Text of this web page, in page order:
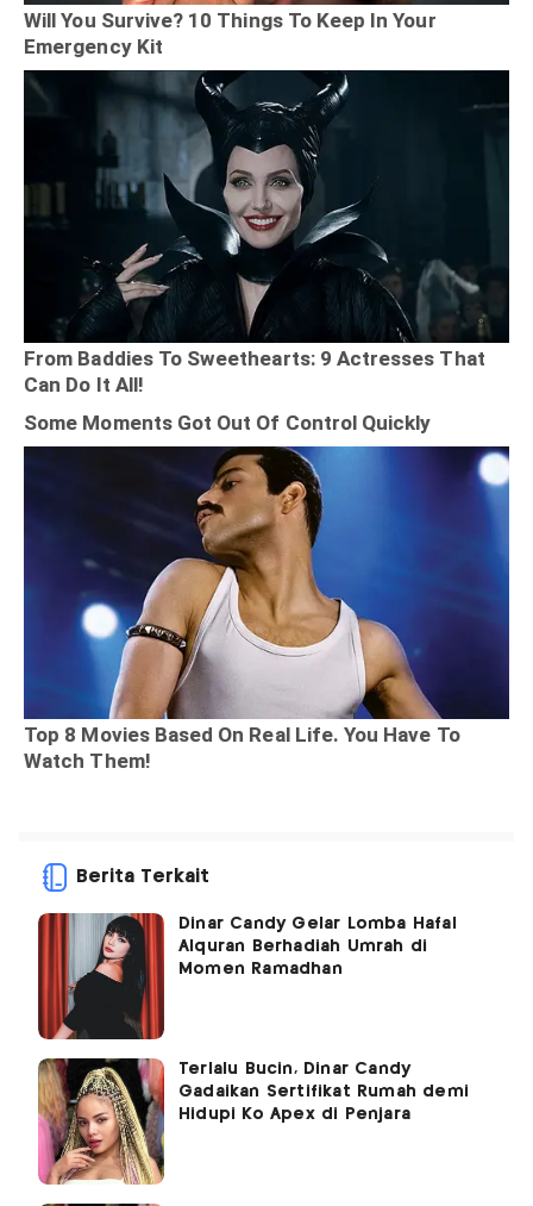
Berita Terkait
Dinar Candy Gelar Lomba Hafal
Alquran Berhadiah Umrah di
Momen Ramadhan
Terlalu Bucin, Dinar Candy
Gadaikan Sertifikat Rumah demi
Hidupi Ko Apex di Penjara